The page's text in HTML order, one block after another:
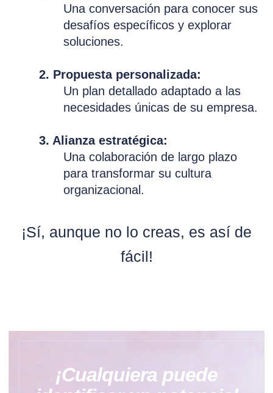
Una conversación para conocer sus
desafíos específicos y explorar
soluciones.
2. Propuesta personalizada:
Un plan detallado adaptado a las
necesidades únicas de su empresa.
3. Alianza estratégica:
Una colaboración de largo plazo
para transformar su cultura
organizacional.
¡Sí, aunque no lo creas, es así de
fácil!
¡Cualquiera puede